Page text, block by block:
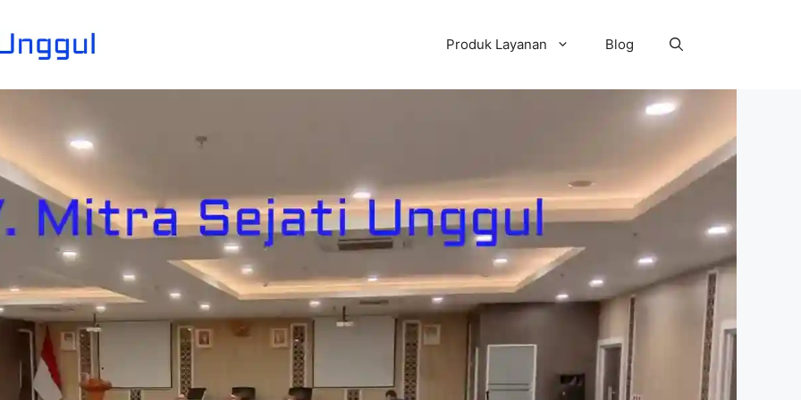
Produk Layanan Blog